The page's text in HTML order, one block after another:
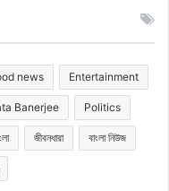
news Entertainment
Banerjee Politics
জীবনধারা বাংলা নিউজ